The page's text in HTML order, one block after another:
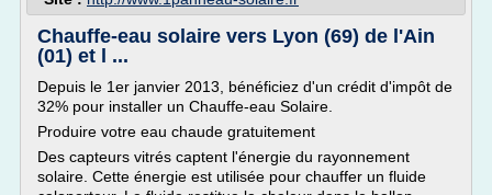
Chauffe-eau solaire vers Lyon (69) de l'Ain
(01) et l ...
Depuis le 1er janvier 2013, bénéficiez d'un crédit d'impôt de
32% pour installer un Chauffe-eau Solaire.
Produire votre eau chaude gratuitement
Des capteurs vitrés captent l'énergie du rayonnement
solaire. Cette énergie est utilisée pour chauffer un fluide